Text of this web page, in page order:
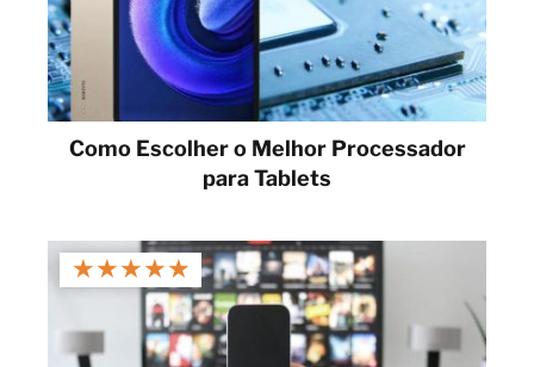
Como Escolher o Melhor Processador
para Tablets
★★★★★